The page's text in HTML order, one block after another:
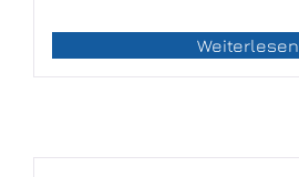
Weiterlesen